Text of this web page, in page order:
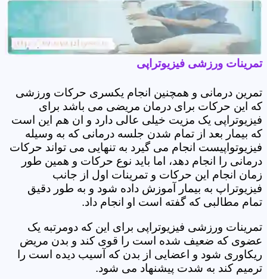
تمرینات ورزشی فیزیوتراپی
تمرین درمانی و همچنین انجام یکسری حرکات ورزشی
که این حرکات برای درمان مریضی می باشد برای
فیزیوتراپی یک مزیت خیلی عالی دارد و ان هم این است
که بیمار بعد از تمام شدن جلسه درمانی که به وسیله
فیزیوتواپیست انجام می گیرد به تنهایی می تواند حرکات
درمانی را انجام دهد، اما باید نوع حرکات و همین طور
زمان انجام این حرکات و تمرینات اول از جانب
فیزیوتراپ به بیمار آموزش داده شود و به طور دقیق
تمام مطالبی که گفته است او انجام داد.
تمرینات ورزشی فیزیوتراپی برای این که دومرتبه یک
عضوی که ضعیف شده است را قوی کند و بدن مریض
ریکاوری شود و اعضایی از بدن که آسیب دیده است را
ترمیم کند به شدت پیشنهاد می شود.